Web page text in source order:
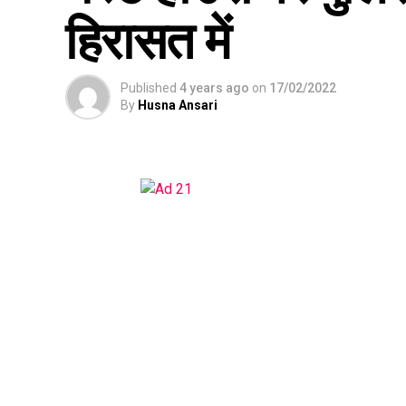
हिरासत में
Published 4 years ago on 17/02/2022
By Husna Ansari